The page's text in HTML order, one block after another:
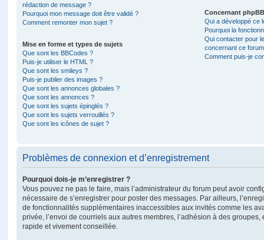
rédaction de message ?
Pourquoi mon message doit être validé ?
Comment remonter mon sujet ?
Mise en forme et types de sujets
Que sont les BBCodes ?
Puis-je utiliser le HTML ?
Que sont les smileys ?
Puis-je publier des images ?
Que sont les annonces globales ?
Que sont les annonces ?
Que sont les sujets épinglés ?
Que sont les sujets verrouillés ?
Que sont les icônes de sujet ?
Concernant phpBB
Qui a développé ce
Pourquoi la
Qui contacter pour
concernant ce
Comment puis-je
Problèmes de connexion et d’enregistrement
Pourquoi dois-je m’enregistrer ?
Vous pouvez ne pas le faire, mais l’administrateur du forum peut avoir
nécessaire de s’enregistrer pour poster des messages. Par ailleurs,
de fonctionnalités supplémentaires inaccessibles aux invités comme les
privée, l’envoi de courriels aux autres membres, l’adhésion à des groupes,
rapide et vivement conseillée.